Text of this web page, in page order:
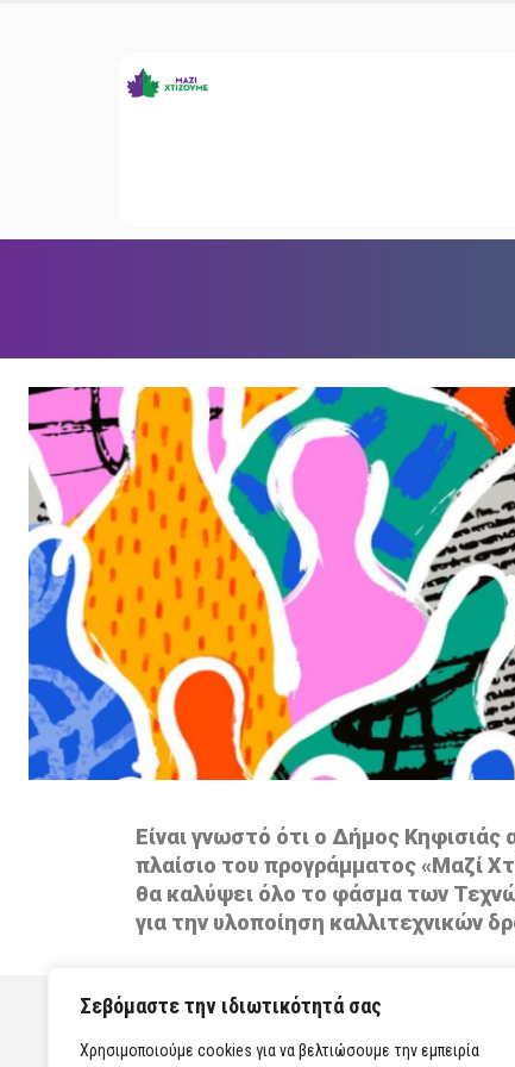
Σεβόμαστε την ιδιωτικότητά σας
Χρησιμοποιούμε cookies για να βελτιώσουμε την εμπειρία
Είναι γνωστό ότι ο Δήμος
πλαίσιο του προγράμματος «Μαζί
θα καλύψει όλο το φάσμα των
για την υλοποίηση καλλιτεχνικών